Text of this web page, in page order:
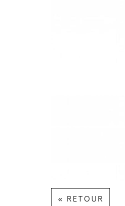
« RETOUR